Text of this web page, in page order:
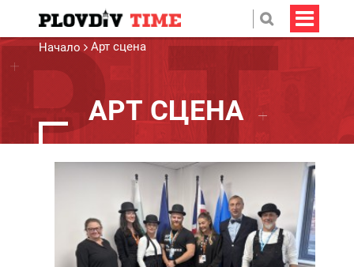
Начало Арт сцена
АРТ СЦЕНА